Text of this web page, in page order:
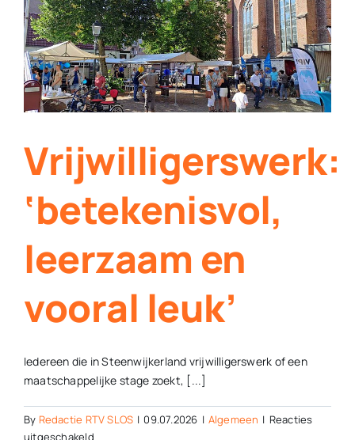
leven
voor
scholieren
Vrijwilligerswerk:
‘betekenisvol,
leerzaam en
vooral leuk’
Iedereen die in Steenwijkerland vrijwilligerswerk of een
maatschappelijke stage zoekt, [...]
By Redactie RTV SLOS | 09.07.2026 | Algemeen | Reacties
uitgeschakeldvoor